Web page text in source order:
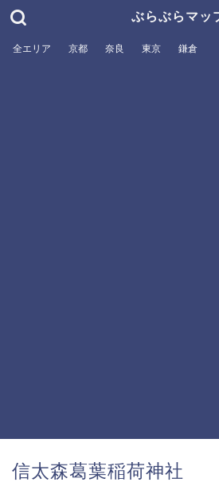
ぶらぶらマッ
全エリア 京都 奈良 東京 鎌倉
信太森葛葉稲荷神社